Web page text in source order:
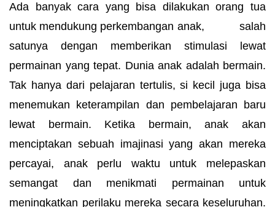
Ada banyak cara yang bisa dilakukan orang tua
untuk mendukung perkembangan anak, salah
satunya dengan memberikan stimulasi lewat
permainan yang tepat. Dunia anak adalah bermain.
Tak hanya dari pelajaran tertulis, si kecil juga bisa
menemukan keterampilan dan pembelajaran baru
lewat bermain. Ketika bermain, anak akan
menciptakan sebuah imajinasi yang akan mereka
percayai, anak perlu waktu untuk melepaskan
semangat dan menikmati permainan untuk
meningkatkan perilaku mereka secara keseluruhan.